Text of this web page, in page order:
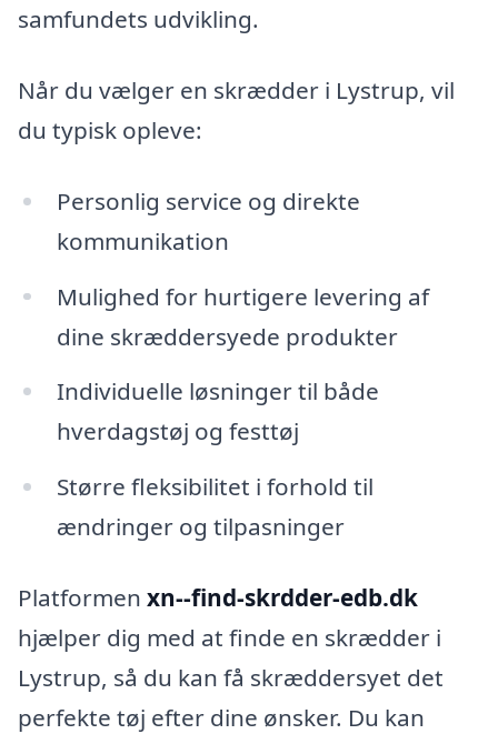
samfundets udvikling.
Når du vælger en skrædder i Lystrup, vil
du typisk opleve:
Personlig service og direkte
kommunikation
Mulighed for hurtigere levering af
dine skræddersyede produkter
Individuelle løsninger til både
hverdagstøj og festtøj
Større fleksibilitet i forhold til
ændringer og tilpasninger
Platformen xn--find-skrdder-edb.dk
hjælper dig med at finde en skrædder i
Lystrup, så du kan få skræddersyet det
perfekte tøj efter dine ønsker. Du kan